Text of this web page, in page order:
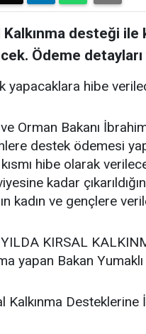
Kalkınma desteği
Ödeme detayları
yapacaklara hibe
Orman Bakanı
destek ödemesi
hibe olarak
kadar
kadın ve gençlere
KIRSAL
yapan Bakan
Kalkınma